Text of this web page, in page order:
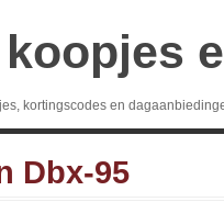
kortingscodes en
Dbx-95